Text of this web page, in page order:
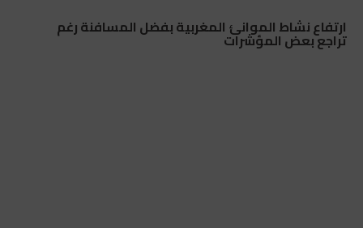
ارتفاع نشاط الموانئ المغربية بفضل المسافنة رغم
تراجع بعض المؤشرات